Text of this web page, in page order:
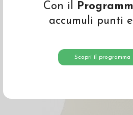
Con il
accumuli punti
Scopri il